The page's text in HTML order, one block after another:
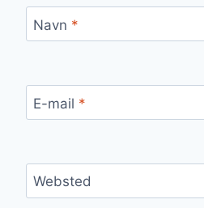
Navn *
E-mail *
Websted